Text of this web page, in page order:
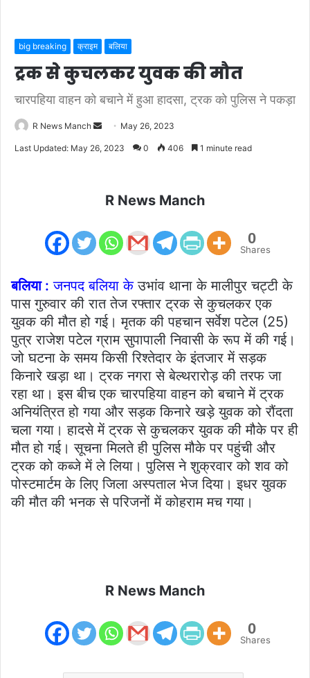
big breaking क्राइम बलिया
ट्रक से कुचलकर युवक की मौत
चारपहिया वाहन को बचाने में हुआ हादसा, ट्रक को पुलिस ने पकड़ा
R News Manch
Send May 26, 2023
Last Updated: May 26, 2023 0 406 1 minute read
R News Manch
0
Shares
बलिया : जनपद बलिया केउभांव थाना के मालीपुर चट्टी के
पास गुरुवार की रात तेज रफ्तार ट्रक से कुचलकर एक
युवक की मौत हो गई। मृतक की पहचान सर्वेश पटेल (25)
पुत्र राजेश पटेल ग्राम सुपापाली निवासी के रूप में की गई।
जो घटना के समय किसी रिश्तेदार के इंतजार में सड़क
किनारे खड़ा था। ट्रक नगरा से बेल्थरारोड़ की तरफ जा
रहा था। इस बीच एक चारपहिया वाहन को बचाने में ट्रक
अनियंत्रित हो गया और सड़क किनारे खड़े युवक को रौंदता
चला गया। हादसे में ट्रक से कुचलकर युवक की मौके पर ही
मौत हो गई। सूचना मिलते ही पुलिस मौके पर पहुंची और
ट्रक को कब्जे में ले लिया। पुलिस ने शुक्रवार को शव को
पोस्टमार्टम के लिए जिला अस्पताल भेज दिया। इधर युवक
की मौत की भनक से परिजनों में कोहराम मच गया।
R News Manch
0
Shares